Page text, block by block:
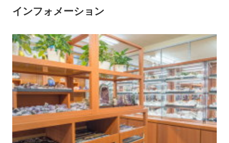
インフォメーション